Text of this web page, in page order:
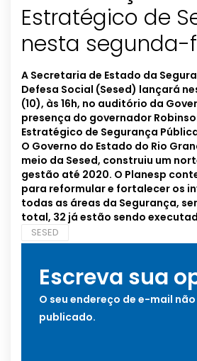
Estratégico de
nesta segunda-
A Secretaria de Estado da
Defesa Social (Sesed) lançará
(10), às 16h, no auditório da
presença do governador
Estratégico de Segurança
O Governo do Estado do Rio
meio da Sesed, construiu um
gestão até 2020. O Planesp
para reformular e fortalecer os
todas as áreas da Segurança,
total, 32 já estão sendo
SESED
Escreva sua
O seu endereço de e-mail
publicado.